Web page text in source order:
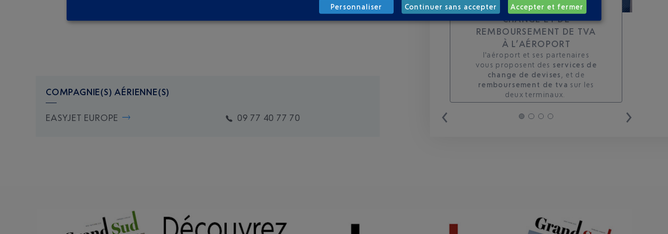
COMPAGNIE(S) AÉRIENNE(S)
EASYJET EUROPE 09 77 40 77 70
TOUS LES SERVICES DE
CHANGE ET DE
REMBOURSEMENT DE TVA
À L’AÉROPORT
l'aéroport et ses partenaires
vous proposent des services de
change de devises , et de
remboursement de tva sur les
deux terminaux. ​
Personnaliser Continuer sans accepter Accepter et fermer